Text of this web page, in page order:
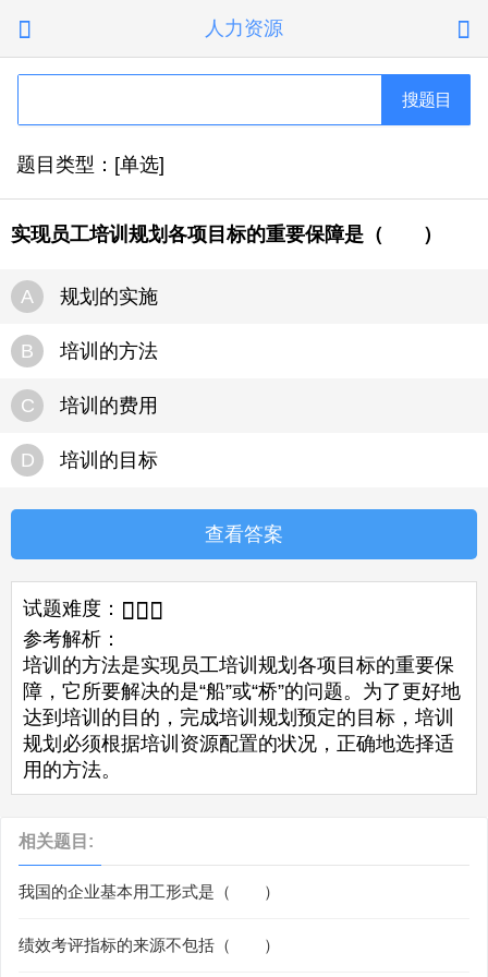
 人力资源 
搜题目
题目类型：[单选]
实现员工培训规划各项目标的重要保障是（ ）
A 规划的实施
B 培训的方法
C 培训的费用
D 培训的目标
查看答案
试题难度：   
参考解析：
培训的方法是实现员工培训规划各项目标的重要保
障，它所要解决的是“船”或“桥”的问题。为了更好地
达到培训的目的，完成培训规划预定的目标，培训
规划必须根据培训资源配置的状况，正确地选择适
用的方法。
相关题目:
我国的企业基本用工形式是（ ）
绩效考评指标的来源不包括（ ）